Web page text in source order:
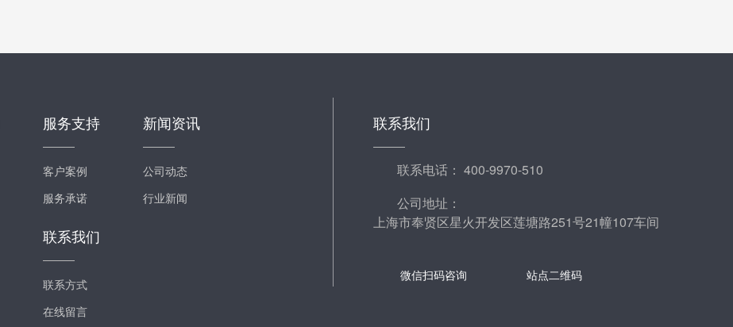
联系我们
联系电话： 400-9970-510
公司地址：
上海市奉贤区星火开发区莲塘路251号21幢107车间
微信扫码咨询 站点二维码
服务支持
客户案例
服务承诺
新闻资讯
公司动态
行业新闻
联系我们
联系方式
在线留言